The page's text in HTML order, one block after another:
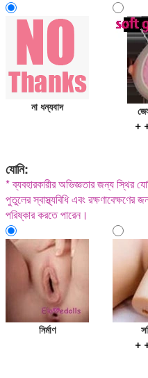
না ধন্যবাদ
+
যোনি:
* ব্যবহারকারীর অভিজ্ঞতার জন্য স্থির
পুতুলের স্বাস্থ্যবিধি এবং
পরিষ্কার করতে পারেন।
নির্মাণ
+